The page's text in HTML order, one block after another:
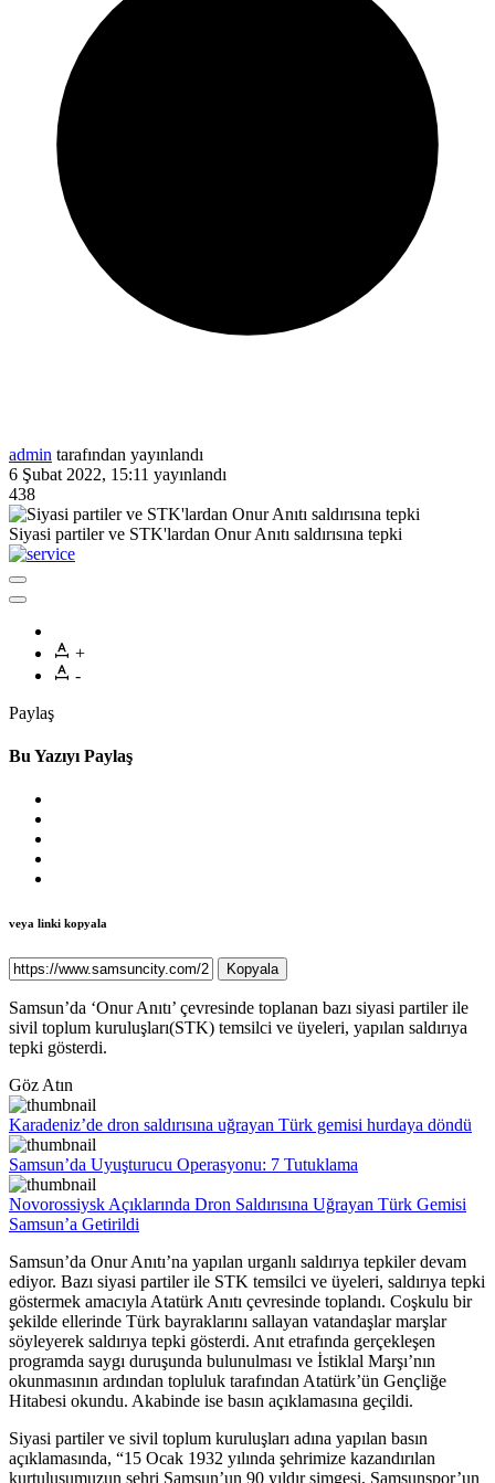
admin tarafından yayınlandı
6 Şubat 2022, 15:11 yayınlandı
438
Siyasi partiler ve STK'lardan Onur Anıtı saldırısına tepki
+
-
Paylaş
Bu Yazıyı Paylaş
veya linki kopyala
Kopyala
Samsun’da ‘Onur Anıtı’ çevresinde toplanan bazı siyasi partiler ile
sivil toplum kuruluşları(STK) temsilci ve üyeleri, yapılan saldırıya
tepki gösterdi.
Göz Atın
Karadeniz’de dron saldırısına uğrayan Türk gemisi hurdaya döndü
Samsun’da Uyuşturucu Operasyonu: 7 Tutuklama
Novorossiysk Açıklarında Dron Saldırısına Uğrayan Türk Gemisi
Samsun’a Getirildi
Samsun’da Onur Anıtı’na yapılan urganlı saldırıya tepkiler devam
ediyor. Bazı siyasi partiler ile STK temsilci ve üyeleri, saldırıya tepki
göstermek amacıyla Atatürk Anıtı çevresinde toplandı. Coşkulu bir
şekilde ellerinde Türk bayraklarını sallayan vatandaşlar marşlar
söyleyerek saldırıya tepki gösterdi. Anıt etrafında gerçekleşen
programda saygı duruşunda bulunulması ve İstiklal Marşı’nın
okunmasının ardından topluluk tarafından Atatürk’ün Gençliğe
Hitabesi okundu. Akabinde ise basın açıklamasına geçildi.
Siyasi partiler ve sivil toplum kuruluşları adına yapılan basın
açıklamasında, “15 Ocak 1932 yılında şehrimize kazandırılan
kurtuluşumuzun şehri Samsun’un 90 yıldır simgesi, Samsunspor’un